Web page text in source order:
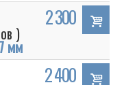
)
мм
2 300
2 400